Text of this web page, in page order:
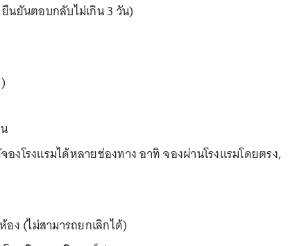
ยืนยันตอบกลับไม่เกิน 3 วัน)
องโรงแรมได้หลายช่องทาง อาทิ จองผ่านโรงแรมโดยตรง,
อง (ไม่สามารถยกเลิกได้)